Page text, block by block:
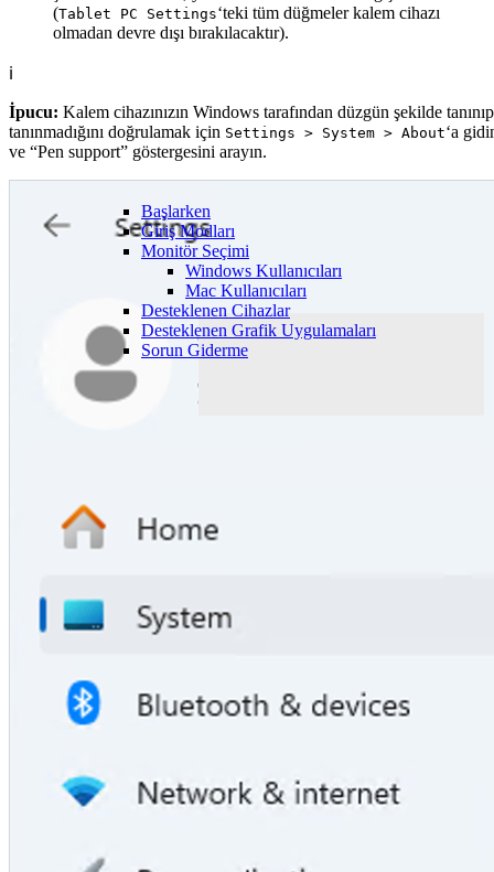
Başlarken
Giriş Modları
Monitör Seçimi
Windows Kullanıcıları
Mac Kullanıcıları
Desteklenen Cihazlar
Desteklenen Grafik Uygulamaları
Sorun Giderme
(Tablet PC Settings‘teki tüm düğmeler kalem cihazı
olmadan devre dışı bırakılacaktır).
ℹ️
İpucu: Kalem cihazınızın Windows tarafından düzgün şekilde tanınıp
tanınmadığını doğrulamak için Settings > System > About‘a
ve “Pen support” göstergesini arayın.